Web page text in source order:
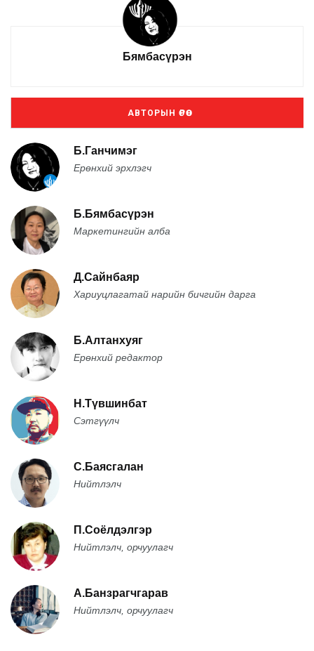
Бямбасүрэн
АВТОРЫН ӨРӨӨ
Б.Ганчимэг
Ерөнхий эрхлэгч
Б.Бямбасүрэн
Маркетингийн алба
Д.Сайнбаяр
Хариуцлагатай нарийн бичгийн дарга
Б.Алтанхуяг
Ерөнхий редактор
Н.Түвшинбат
Сэтгүүлч
С.Баясгалан
Нийтлэлч
П.Соёлдэлгэр
Нийтлэлч, орчуулагч
А.Банзрагчгарав
Нийтлэлч, орчуулагч